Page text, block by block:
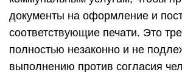
документы на оформление и
соответствующие печати. Это
полностью незаконно и не
выполнению против согласия